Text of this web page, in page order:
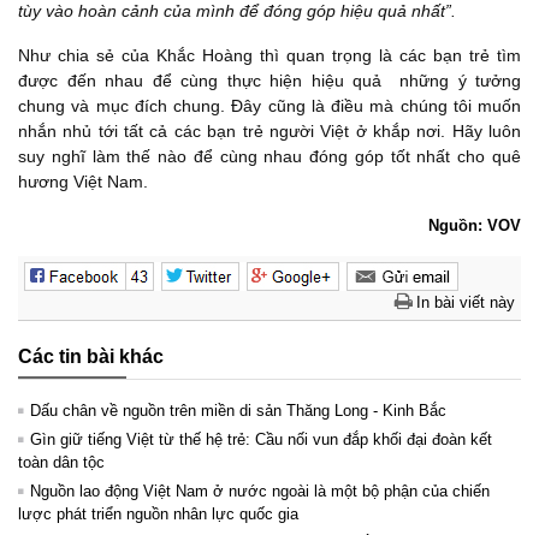
tùy vào hoàn cảnh của mình để đóng góp hiệu quả nhất”.
Như chia sẻ của Khắc Hoàng thì quan trọng là các bạn trẻ tìm
được đến nhau để cùng thực hiện hiệu quả những ý tưởng
chung và mục đích chung. Đây cũng là điều mà chúng tôi muốn
nhắn nhủ tới tất cả các bạn trẻ người Việt ở khắp nơi. Hãy luôn
suy nghĩ làm thế nào để cùng nhau đóng góp tốt nhất cho quê
hương Việt Nam.
Nguồn: VOV
In bài viết này
Các tin bài khác
Dấu chân về nguồn trên miền di sản Thăng Long - Kinh Bắc
Gìn giữ tiếng Việt từ thế hệ trẻ: Cầu nối vun đắp khối đại đoàn kết
toàn dân tộc
Nguồn lao động Việt Nam ở nước ngoài là một bộ phận của chiến
lược phát triển nguồn nhân lực quốc gia